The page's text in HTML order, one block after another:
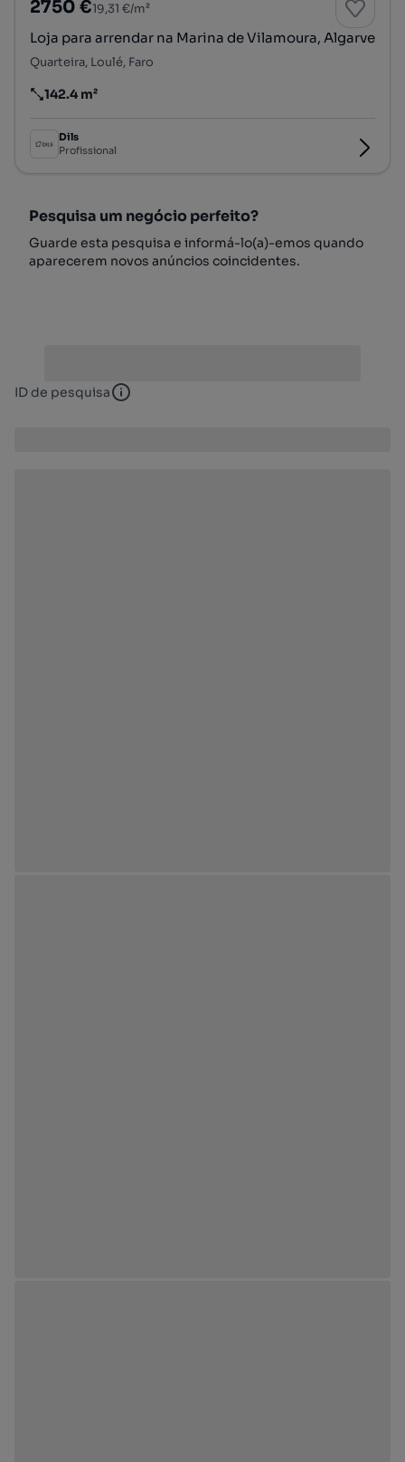
2750 €19,31 €/m²
Loja para arrendar na Marina de Vilamoura, Algarve
Quarteira, Loulé, Faro
Preço por metro quadrado
142.4 m²
Dils
Profissional
Pesquisa um negócio perfeito?
Guarde esta pesquisa e informá-lo(a)-emos quando
aparecerem novos anúncios coincidentes.
ID de pesquisa ID de pesquisa